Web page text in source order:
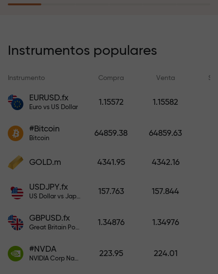
recargar su cuenta.
compensa sus pérdidas y
garantiza triplicar el beneficio
tranquilidad: su capital está
bono mil veces mayor que su
depósito, mayor será el
Instrumentos populares
Instrumento Compra Venta
EURUSD.fx
Euro vs US Dollar
1.15572 1.15582
#Bitcoin
Bitcoin
64859.38 64859.63
GOLD.m 4341.95 4342.16
USDJPY.fx
US Dollar vs Japanese Yen
157.763 157.844
GBPUSD.fx
Great Britain Pound vs US Dollar
1.34876 1.34976
#NVDA
NVIDIA Corp Nasdaq Stock Exchange (Nasdaq) USD
223.95 224.01